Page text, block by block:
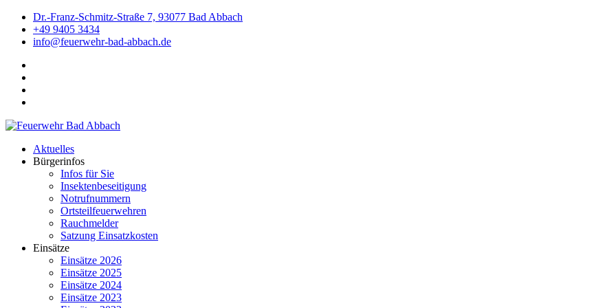
Dr.-Franz-Schmitz-Straße 7, 93077 Bad Abbach
+49 9405 3434
info@feuerwehr-bad-abbach.de
Aktuelles
Bürgerinfos
Infos für Sie
Insektenbeseitigung
Notrufnummern
Ortsteilfeuerwehren
Rauchmelder
Satzung Einsatzkosten
Einsätze
Einsätze 2026
Einsätze 2025
Einsätze 2024
Einsätze 2023